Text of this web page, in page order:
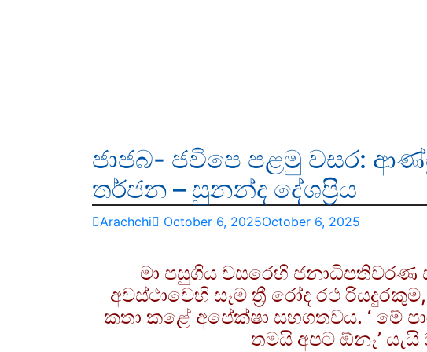
ජාජබ- ජවිපෙ පළමු වසර:
තර්ජන – සුනන්ද දේශප්‍රිය
Arachchi October 6, 2025October 6, 2025
මා පසුගිය වසරෙහි ජනාධිපතිවරණ
අවස්ථාවෙහි සෑම ත්‍රී රෝද රථ
කතා කළේ අපේක්ෂා සහගතවය. ‘ මේ
තමයි අපට ඕනෑ’